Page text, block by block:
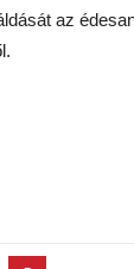
az